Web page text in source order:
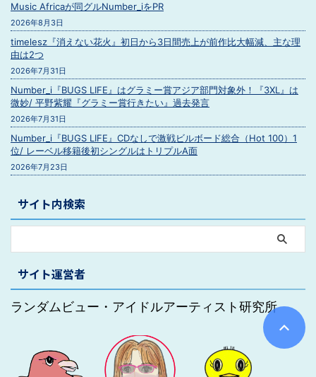
Music Africaが同グルNumber_iをPR
2026年8月3日
timelesz『消えない花火』初日から3日間売上が前作比大幅減、主な理
由は2つ
2026年7月31日
Number_i『BUGS LIFE』はグラミー賞アジア部門対象外！『3XL』は
微妙/ 平野紫耀『グラミー賞行きたい』過去発言
2026年7月31日
Number_i『BUGS LIFE』CDなしで激戦ビルボード総合（Hot 100）1
位/ レーベル移籍後初シングルはトリプルA面
2026年7月23日
サイト内検索
サイト運営者
ランダムビュー・アイドルアーティスト研究所